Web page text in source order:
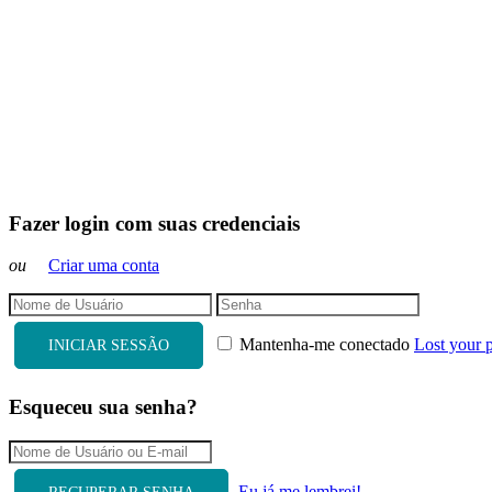
Fazer login com suas credenciais
ou Criar uma conta
INICIAR SESSÃO Mantenha-me conectado Lost your
Esqueceu sua senha?